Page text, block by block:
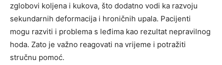
zglobovi koljena i kukova, što dodatno vodi ka razvoju
sekundarnih deformacija i hroničnih upala. Pacijenti
mogu razviti i problema s leđima kao rezultat nepravilnog
hoda. Zato je važno reagovati na vrijeme i potražiti
stručnu pomoć.